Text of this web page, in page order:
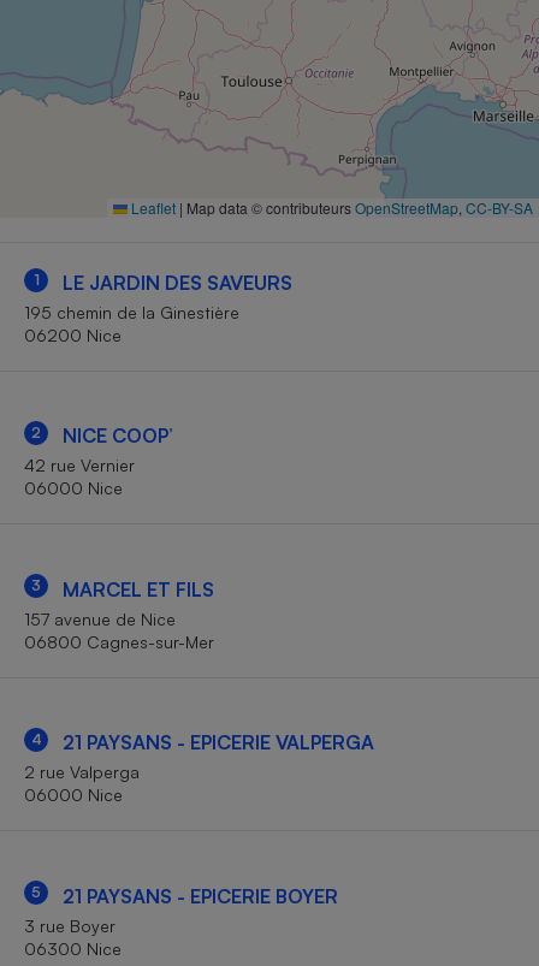
Leaflet | Map data © contributeursOpenStreetMap CC-BY-SA
1 LE JARDIN DES SAVEURS
195 chemin de la Ginestière
06200 Nice
2 NICE COOP’
42 rue Vernier
06000 Nice
3 MARCEL ET FILS
157 avenue de Nice
06800 Cagnes-sur-Mer
4 21 PAYSANS - EPICERIE VALPERGA
2 rue Valperga
06000 Nice
5 21 PAYSANS - EPICERIE BOYER
3 rue Boyer
06300 Nice
Complément
alimentaire
Assurance emprunteur
Petit électroménager -
Ventilateur
Mutuelle